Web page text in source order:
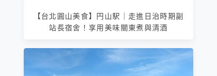
【台北圓山美食】円山駅｜走進日治時期副
站長宿舍！享用美味關東煮與清酒